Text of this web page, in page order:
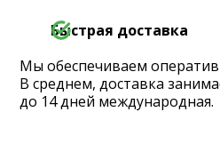
Быстрая доставка
Мы обеспечиваем
В среднем, доставка
до 14 дней международная.